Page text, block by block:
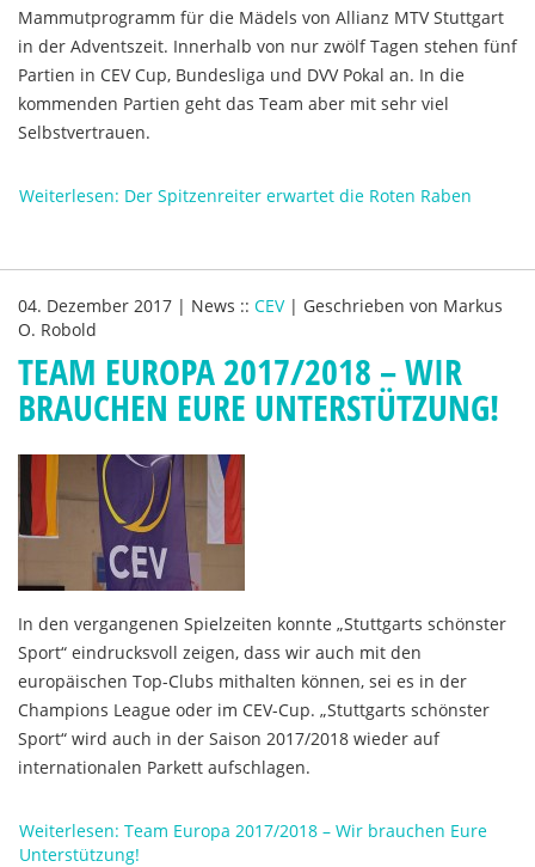
Mammutprogramm für die Mädels von Allianz MTV Stuttgart
in der Adventszeit. Innerhalb von nur zwölf Tagen stehen fünf
Partien in CEV Cup, Bundesliga und DVV Pokal an. In die
kommenden Partien geht das Team aber mit sehr viel
Selbstvertrauen.
Weiterlesen: Der Spitzenreiter erwartet die Roten Raben
04. Dezember 2017 | News :: CEV | Geschrieben von Markus
O. Robold
TEAM EUROPA 2017/2018 – WIR
BRAUCHEN EURE UNTERSTÜTZUNG!
In den vergangenen Spielzeiten konnte „Stuttgarts schönster
Sport“ eindrucksvoll zeigen, dass wir auch mit den
europäischen Top-Clubs mithalten können, sei es in der
Champions League oder im CEV-Cup. „Stuttgarts schönster
Sport“ wird auch in der Saison 2017/2018 wieder auf
internationalen Parkett aufschlagen.
Weiterlesen: Team Europa 2017/2018 – Wir brauchen Eure
Unterstützung!